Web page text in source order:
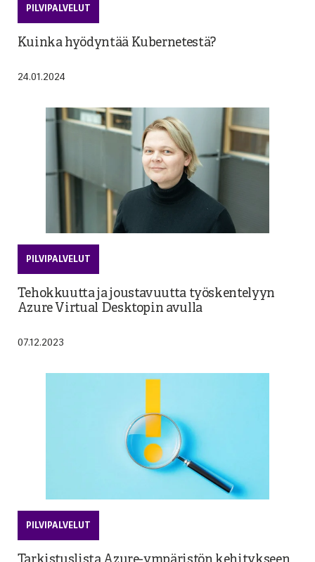
PILVIPALVELUT
Kuinka hyödyntää Kubernetestä?
24.01.2024
PILVIPALVELUT
Tehokkuutta ja joustavuutta työskentelyyn
Azure Virtual Desktopin avulla
07.12.2023
PILVIPALVELUT